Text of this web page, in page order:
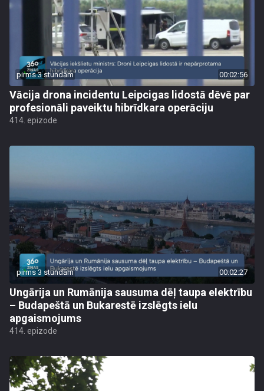
pirms 3 stundām 00:02:56
Vācija drona incidentu Leipcigas lidostā dēvē par
profesionāli paveiktu hibrīdkara operāciju
414. epizode
pirms 3 stundām 00:02:27
Ungārija un Rumānija sausuma dēļ taupa elektrību
– Budapeštā un Bukarestē izslēgts ielu
apgaismojums
414. epizode